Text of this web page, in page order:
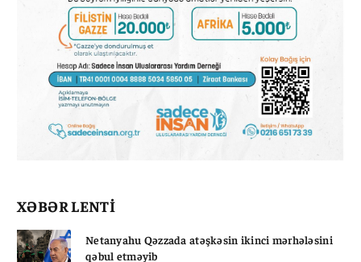
XƏBƏR LENTİ
Netanyahu Qəzzada atəşkəsin ikinci mərhələsini
qəbul etməyib